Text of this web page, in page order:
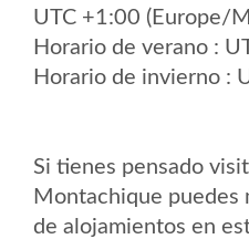
UTC +1:00 (Europe/
Horario de verano :
Horario de invierno :
Si tienes pensado
Montachique puedes
de alojamientos en